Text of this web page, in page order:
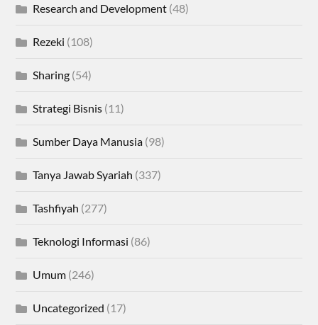
Research and Development (48)
Rezeki (108)
Sharing (54)
Strategi Bisnis (11)
Sumber Daya Manusia (98)
Tanya Jawab Syariah (337)
Tashfiyah (277)
Teknologi Informasi (86)
Umum (246)
Uncategorized (17)